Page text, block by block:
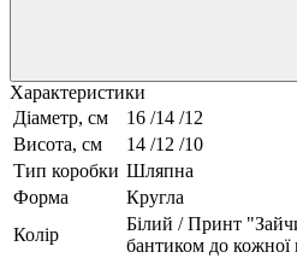
Характеристики
Діаметр, см
16 /14 /12
Висота, см
14 /12 /10
Тип коробки Шляпна
Форма
Кругла
Колір
Білий / Принт
бантиком до кожної